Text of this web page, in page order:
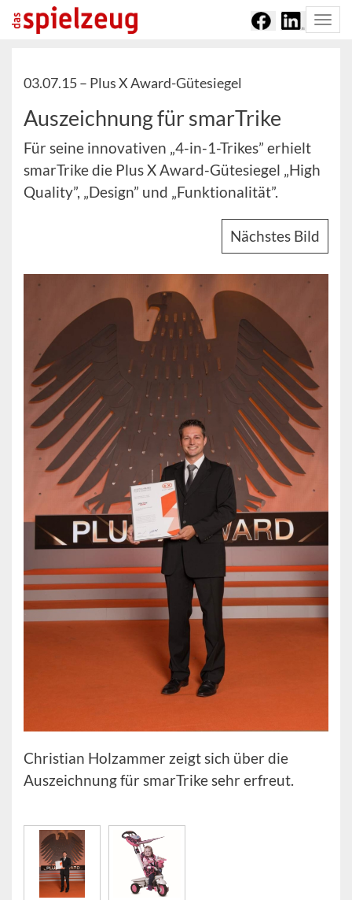
03.07.15 – Plus X Award-Gütesiegel
Auszeichnung für smarTrike
Für seine innovativen „4-in-1-Trikes” erhielt
smarTrike die Plus X Award-Gütesiegel „High
Quality”, „Design” und „Funktionalität”.
Nächstes Bild
Christian Holzammer zeigt sich über die
Auszeichnung für smarTrike sehr erfreut.